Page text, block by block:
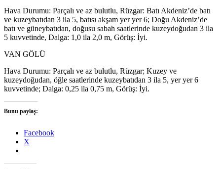
Hava Durumu: Parçalı ve az bulutlu, Rüzgar: Batı Akdeniz’de batı
ve kuzeybatıdan 3 ila 5, batısı akşam yer yer 6; Doğu Akdeniz’de
batı ve güneybatıdan, doğusu sabah saatlerinde kuzeydoğudan 3 ila
5 kuvvetinde, Dalga: 1,0 ila 2,0 m, Görüş: İyi.
VAN GÖLÜ
Hava Durumu: Parçalı ve az bulutlu, Rüzgar; Kuzey ve
kuzeydoğudan, öğle saatlerinde kuzeybatıdan 3 ila 5, yer yer 6
kuvvetinde; Dalga: 0,25 ila 0,75 m, Görüş: İyi.
Bunu paylaş:
Facebook
X